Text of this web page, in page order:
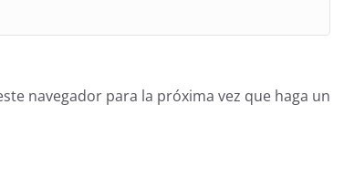
navegador para la próxima vez que haga un